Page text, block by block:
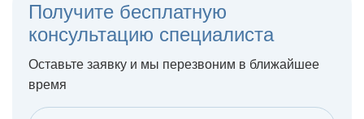
Получите бесплатную
консультацию специалиста
Оставьте заявку и мы перезвоним в ближайшее
время